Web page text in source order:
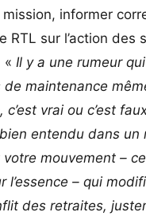
mission, informer
RTL sur l’action des
« Il y a une rumeur
de maintenance
, c’est vrai ou c’est
entendu dans un
votre mouvement –
l’essence – qui
des retraites,